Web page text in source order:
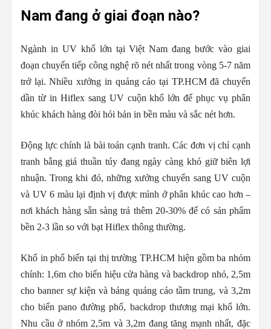
Nam đang ở giai đoạn nào?
Ngành in UV khổ lớn tại Việt Nam đang bước vào giai
đoạn chuyển tiếp công nghệ rõ nét nhất trong vòng 5-7 năm
trở lại. Nhiều xưởng in quảng cáo tại TP.HCM đã chuyển
dần từ in Hiflex sang UV cuộn khổ lớn để phục vụ phân
khúc khách hàng đòi hỏi bản in bền màu và sắc nét hơn.
Động lực chính là bài toán cạnh tranh. Các đơn vị chỉ cạnh
tranh bằng giá thuần túy đang ngày càng khó giữ biên lợi
nhuận. Trong khi đó, những xưởng chuyển sang UV cuộn
và UV 6 màu lại định vị được mình ở phân khúc cao hơn –
nơi khách hàng sẵn sàng trả thêm 20-30% để có sản phẩm
bền 2-3 lần so với bạt Hiflex thông thường.
Khổ in phổ biến tại thị trường TP.HCM hiện gồm ba nhóm
chính: 1,6m cho biển hiệu cửa hàng và backdrop nhỏ, 2,5m
cho banner sự kiện và bảng quảng cáo tầm trung, và 3,2m
cho biển pano đường phố, backdrop thương mại khổ lớn.
Nhu cầu ở nhóm 2,5m và 3,2m đang tăng mạnh nhất, đặc